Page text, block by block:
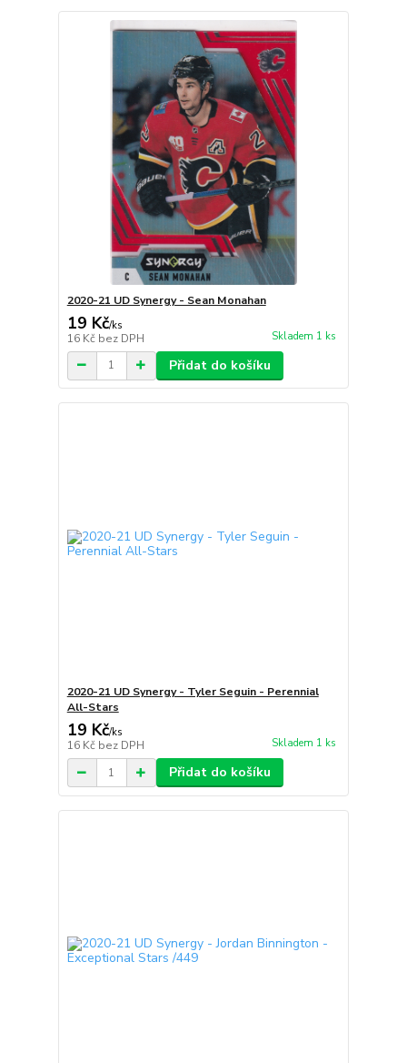
2020-21 UD Synergy - Sean Monahan
19 Kč/ks
16 Kč bez DPH Skladem 1 ks
Přidat do košíku
2020-21 UD Synergy - Tyler Seguin - Perennial
All-Stars
19 Kč/ks
16 Kč bez DPH Skladem 1 ks
Přidat do košíku